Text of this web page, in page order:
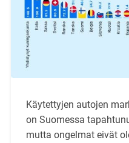
Käytettyjen autojen
on Suomessa
mutta ongelmat eivät